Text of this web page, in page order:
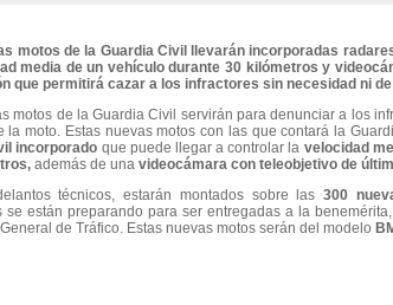
motos de la Guardia Civil llevarán incorporadas
media de un vehículo durante 30 kilómetros y
que permitirá cazar a los infractores sin necesidad ni
motos de la Guardia Civil servirán para denunciar a los
la moto. Estas nuevas motos con las que contará la
incorporado que puede llegar a controlar la velocidad
además de una videocámara con teleobjetivo de
técnicos, estarán montados sobre las300
se están preparando para ser entregadas a la
de Tráfico. Estas nuevas motos serán del modelo